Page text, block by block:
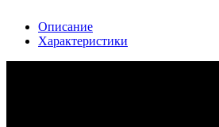
Описание
Характеристики